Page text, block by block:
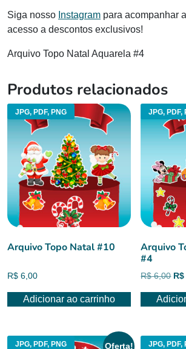
Siga nosso Instagram para acompanhar
acesso a descontos exclusivos!
Arquivo Topo Natal Aquarela #4
Produtos relacionados
JPG, PDF, PNG
Arquivo Topo Natal #10
R$ 6,00
Adicionar ao carrinho
JPG, PDF,
Arquivo
#4
R$6,00 O
R$
JPG, PDF, PNG Oferta! JPG, PDF,